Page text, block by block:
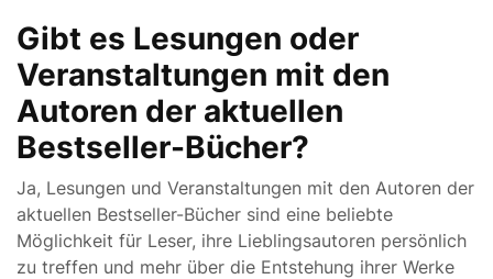
Gibt es Lesungen oder
Veranstaltungen mit den
Autoren der aktuellen
Bestseller-Bücher?
Ja, Lesungen und Veranstaltungen mit den Autoren der
aktuellen Bestseller-Bücher sind eine beliebte
Möglichkeit für Leser, ihre Lieblingsautoren persönlich
zu treffen und mehr über die Entstehung ihrer Werke